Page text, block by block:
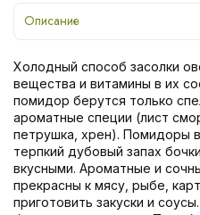
Описание
Холодный способ засолки
вещества и витамины в их
помидор берутся только
ароматные специи (лист
петрушка, хрен). Помидоры
терпкий дубовый запах
вкусными. Ароматные и
прекрасны к мясу, рыбе,
приготовить закуски и